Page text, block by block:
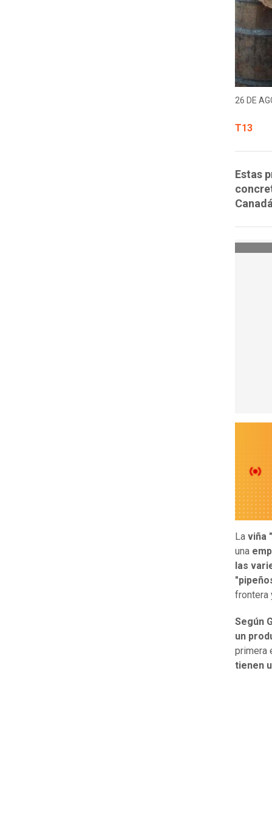
26 DE
T13
Estas
La viña
una
las
frontera
Según
un
primera
tienen